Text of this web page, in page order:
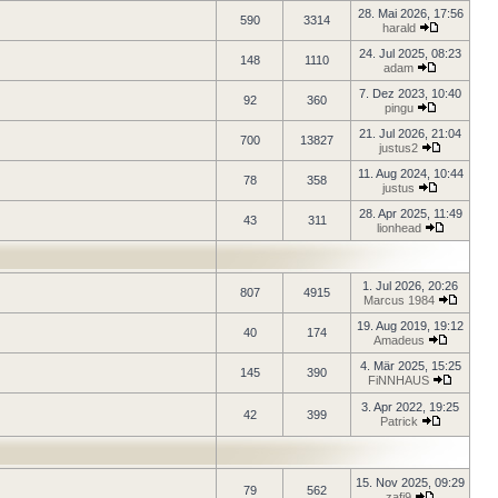
590 3314
28. Mai 2026, 17:56
harald
148 1110
24. Jul 2025, 08:23
adam
92 360
7. Dez 2023, 10:40
pingu
700 13827
21. Jul 2026, 21:04
justus2
78 358
11. Aug 2024, 10:44
justus
43 311
28. Apr 2025, 11:49
lionhead
807 4915
1. Jul 2026, 20:26
Marcus 1984
40 174
19. Aug 2019, 19:12
Amadeus
145 390
4. Mär 2025, 15:25
FiNNHAUS
42 399
3. Apr 2022, 19:25
Patrick
79 562
15. Nov 2025, 09:29